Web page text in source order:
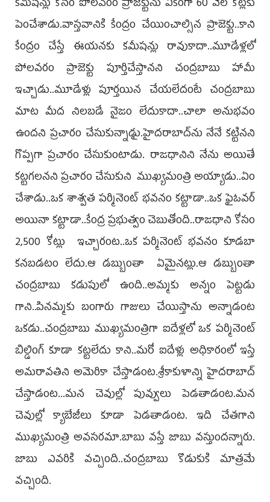
పెంచేశాడు.వాస్తవానికి కేంద్రం చేయించాల్సిన ప్రాజెక్టు..కాని
కేంద్రం చేస్తే ఈయనకు కమీషన్లు రావుకాదా..మూడేళ్లలో
పోలవరం ప్రాజెక్టు పూర్తిచేస్తానని చంద్రబాబు హామీ
ఇచ్చాడు..మూడేళ్లు పూర్తయిన చేయలేదంటే చంద్రబాబు
మాట మీద నిలబడే నైజం లేదుకాదా..చాలా అనుభవం
ఉందని ప్రచారం చేసుకున్నాడుౖ.హైదరాబాద్‌ను నేనే కట్టినని
గొప్పగా ప్రచారం చేసుకుంటాడు. రాజధానిని నేను అయితే
కట్టగలనని ప్రచారం చేసుకుని ముఖ్యమంత్రి అయ్యాడు..ఏం
చేశాడు..ఒక శాశ్వత పర్మినెంట్‌ భవనం కట్టాడా..ఒక ఫైఓవర్‌
అయినా కట్టాడా..కేంద్ర ప్రభుత్వం చెబుతోంది..రాజధాని కోసం
2,500 కోట్లు ఇచ్చారంట..ఒక పర్మినెంట్‌ భవనం కూడబా
కనబడటం లేదు.ఆ డబ్బుంతా ఏమైనట్లు.ఆ డబ్బుంతా
చంద్రబాబు కడుపులో ఉంది..అమ్మకు అన్నం పెట్టడు
గాని..పినమ్మకు బంగారు గాజులు చేయిస్తాను అన్నాడంట
ఒకడు..చంద్రబాబు ముఖ్యమంత్రిగా ఐదేళ్లలో ఒక పర్మినెంట్‌
బిల్డింగ్‌ కూడా కట్టలేదు కాని..మరో ఐదేళ్లు అధికారంలో ఇస్తే
అమరావతిని అమెరికా చేస్తాడంట.శ్రీకాకుళాన్ని హైదరాబాద్‌
చేస్తాడంట...మన చెవుల్లో పువ్వులు పెడతాడంట.మన
చెవుల్లో క్యాబేజీలు కూడా పెడతాడంట. ఇది చేతగాని
ముఖ్యమంత్రి అవసరమా.బాబు వస్తే జాబు వస్తుందన్నారు.
జాబు ఎవరికి వచ్చింది..చంద్రబాబు కొడుకుకి మాత్రమే
వచ్చింది.